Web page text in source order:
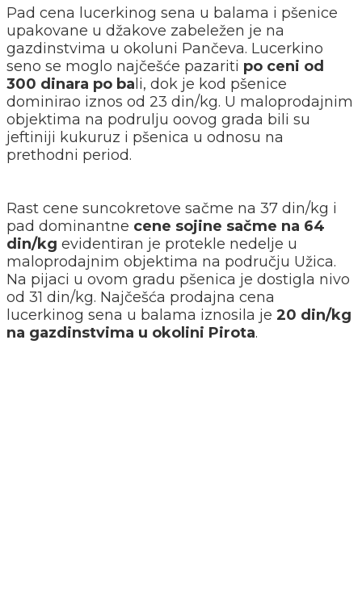
Pad cena lucerkinog sena u balama i pšenice
upakovane u džakove zabeležen je na
gazdinstvima u okoluni Pančeva. Lucerkino
seno se moglo najčešće pazariti po ceni od
300 dinara po ba li, dok je kod pšenice
dominirao iznos od 23 din/kg. U maloprodajnim
objektima na podrulju oovog grada bili su
jeftiniji kukuruz i pšenica u odnosu na
prethodni period.
Rast cene suncokretove sačme na 37 din/kg i
pad dominantne cene sojine sačme na 64
din/kg evidentiran je protekle nedelje u
maloprodajnim objektima na području Užica.
Na pijaci u ovom gradu pšenica je dostigla nivo
od 31 din/kg. Najčešća prodajna cena
lucerkinog sena u balama iznosila je 20 din/kg
na gazdinstvima u okolini Pirota.